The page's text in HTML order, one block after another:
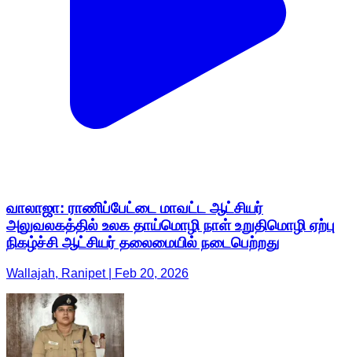
வாலாஜா: ராணிப்பேட்டை மாவட்ட ஆட்சியர்
அலுவலகத்தில் உலக தாய்மொழி நாள் உறுதிமொழி ஏற்பு
நிகழ்ச்சி ஆட்சியர் தலைமையில் நடைபெற்றது
Wallajah, Ranipet | Feb 20, 2026